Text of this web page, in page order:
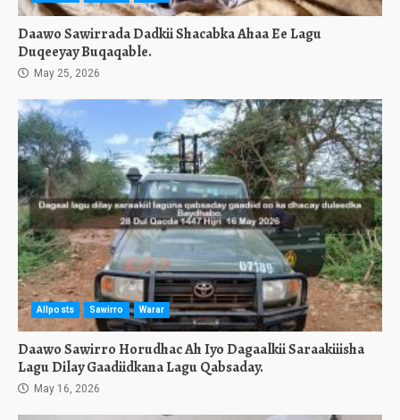
Daawo Sawirrada Dadkii Shacabka Ahaa Ee Lagu
Duqeeyay Buqaqable.
May 25, 2026
Allposts Sawirro Warar
Daawo Sawirro Horudhac Ah Iyo Dagaalkii Saraakiiisha
Lagu Dilay Gaadiidkana Lagu Qabsaday.
May 16, 2026